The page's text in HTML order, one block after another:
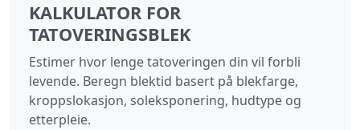
KALKULATOR FOR
TATOVERINGSBLEK
Estimer hvor lenge tatoveringen din vil forbli
levende. Beregn blektid basert på blekfarge,
kroppslokasjon, soleksponering, hudtype og
etterpleie.